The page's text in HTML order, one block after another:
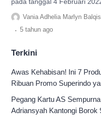
sejarah dibaliknya World
dan arti NoHairSelfi.
Vania Adhelia Marlyn
. 5 tahun ago
Terkini
Awas Kehabisan! Ini 7
Ribuan Promo Superindo
Pegang Kartu AS
Adriansyah Kantongi Borok